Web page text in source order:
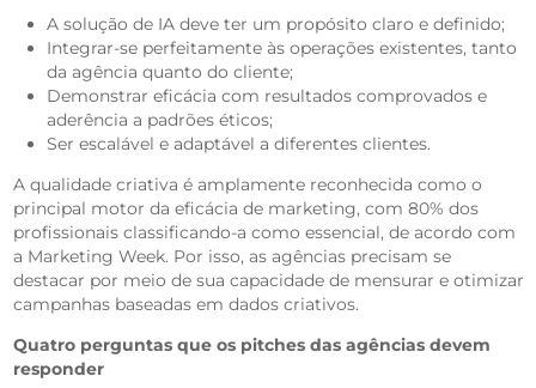
A solução de IA deve ter um propósito claro e definido;
Integrar-se perfeitamente às operações existentes, tanto
da agência quanto do cliente;
Demonstrar eficácia com resultados comprovados e
aderência a padrões éticos;
Ser escalável e adaptável a diferentes clientes.
A qualidade criativa é amplamente reconhecida como o
principal motor da eficácia de marketing, com 80% dos
profissionais classificando-a como essencial, de acordo com
a Marketing Week. Por isso, as agências precisam se
destacar por meio de sua capacidade de mensurar e otimizar
campanhas baseadas em dados criativos.
Quatro perguntas que os pitches das agências devem
responder